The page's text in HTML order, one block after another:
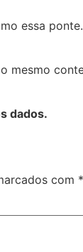
essa
mesmo
dados.
com *